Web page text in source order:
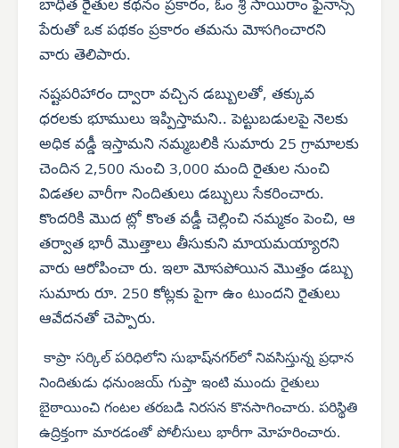
బాధిత రైతుల కథనం ప్రకారం, ఓం శ్రీ సాయిరాం ఫైనాన్స్
పేరుతో ఒక పథకం ప్రకారం తమను మోసగించారని
వారు తెలిపారు.
నష్టపరిహారం ద్వారా వచ్చిన డబ్బులతో, తక్కువ
ధరలకు భూములు ఇప్పిస్తామని.. పెట్టుబడులపై నెలకు
అధిక వడ్డీ ఇస్తామని నమ్మబలికి సుమారు 25 గ్రామాలకు
చెందిన 2,500 నుంచి 3,000 మంది రైతుల నుంచి
విడతల వారీగా నిందితులు డబ్బులు సేకరించారు.
కొందరికి మొద ట్లో కొంత వడ్డీ చెల్లించి నమ్మకం పెంచి, ఆ
తర్వాత భారీ మొత్తాలు తీసుకుని మాయమయ్యారని
వారు ఆరోపించా రు. ఇలా మోసపోయిన మొత్తం డబ్బు
సుమారు రూ. 250 కోట్లకు పైగా ఉం టుందని రైతులు
ఆవేదనతో చెప్పారు.
కాప్రా సర్కిల్ పరిధిలోని సుభాష్‌నగర్‌లో నివసిస్తున్న ప్రధాన
నిందితుడు ధనుంజయ్ గుప్తా ఇంటి ముందు రైతులు
బైఠాయించి గంటల తరబడి నిరసన కొనసాగించారు. పరిస్థితి
ఉద్రిక్తంగా మారడంతో పోలీసులు భారీగా మోహరించారు.